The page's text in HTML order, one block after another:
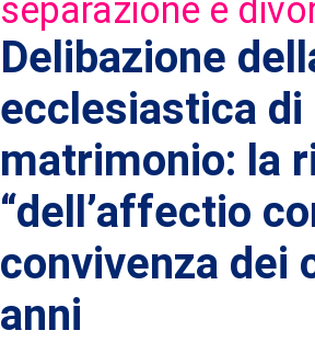
separazione e
Delibazione
ecclesiastica
matrimonio: la
“dell’affectio
convivenza dei
anni